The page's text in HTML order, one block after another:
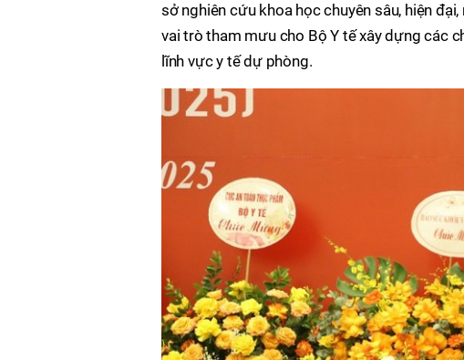
sở nghiên cứu khoa học chuyên sâu, hiện
vai trò tham mưu cho Bộ Y tế xây dựng các
lĩnh vực y tế dự phòng.